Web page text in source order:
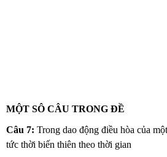
MỘT SÔ CÂU TRONG ĐỀ
Câu 7: Trong dao động điều hòa của
tức thời biến thiên theo thời gian